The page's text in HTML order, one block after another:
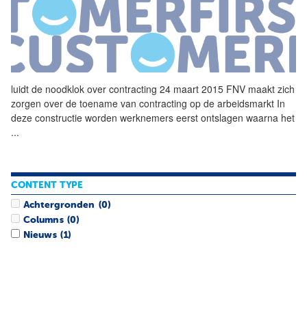
luidt de noodklok over contracting 24 maart 2015 FNV maakt zich
zorgen over de toename van contracting op de arbeidsmarkt In
deze constructie worden werknemers eerst ontslagen waarna het
...
CONTENT TYPE
Achtergronden (0)
Columns (0)
Nieuws (1)